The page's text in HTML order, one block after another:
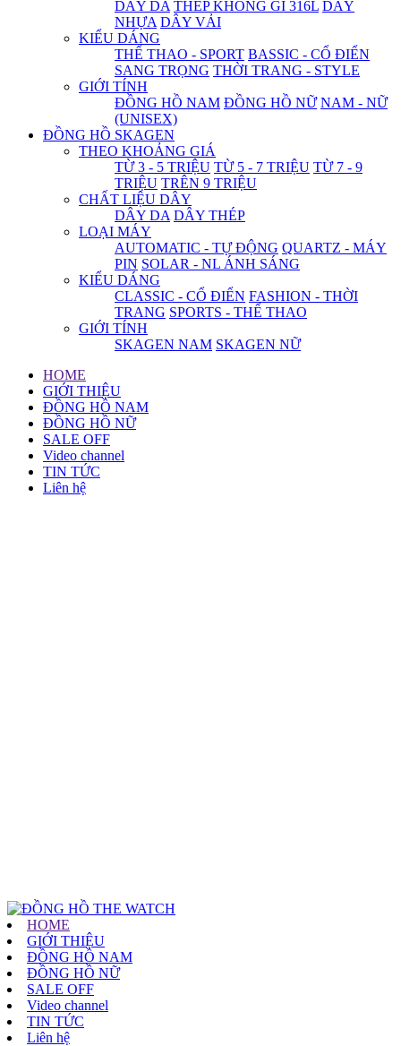
DÂY DA THÉP KHÔNG GỈ 316L DÂY
NHỰA DÂY VẢI
KIỂU DÁNG
THỂ THAO - SPORT BASSIC - CỔ ĐIỂN
SANG TRỌNG THỜI TRANG - STYLE
GIỚI TÍNH
ĐỒNG HỒ NAM ĐỒNG HỒ NỮ NAM - NỮ
(UNISEX)
ĐỒNG HỒ SKAGEN
THEO KHOẢNG GIÁ
TỪ 3 - 5 TRIỆU TỪ 5 - 7 TRIỆU TỪ 7 - 9
TRIỆU TRÊN 9 TRIỆU
CHẤT LIỆU DÂY
DÂY DA DÂY THÉP
LOẠI MÁY
AUTOMATIC - TỰ ĐỘNG QUARTZ - MÁY
PIN SOLAR - NL ÁNH SÁNG
KIỂU DÁNG
CLASSIC - CỔ ĐIỂN FASHION - THỜI
TRANG SPORTS - THỂ THAO
GIỚI TÍNH
SKAGEN NAM SKAGEN NỮ
HOME
GIỚI THIỆU
ĐỒNG HỒ NAM
ĐỒNG HỒ NỮ
SALE OFF
Video channel
TIN TỨC
Liên hệ
HOME
GIỚI THIỆU
ĐỒNG HỒ NAM
ĐỒNG HỒ NỮ
SALE OFF
Video channel
TIN TỨC
Liên hệ